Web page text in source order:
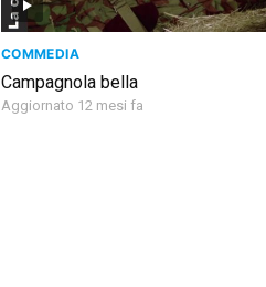
COMMEDIA
Campagnola bella
Aggiornato 12 mesi fa